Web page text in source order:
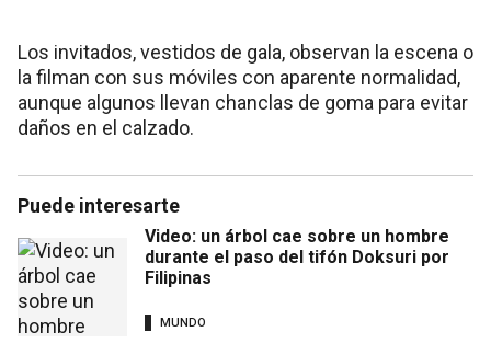
Los invitados, vestidos de gala, observan la escena o
la filman con sus móviles con aparente normalidad,
aunque algunos llevan chanclas de goma para evitar
daños en el calzado.
Puede interesarte
Video: un árbol cae sobre un hombre
durante el paso del tifón Doksuri por
Filipinas
MUNDO